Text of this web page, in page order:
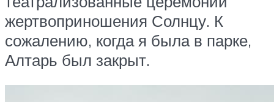
жертвоприношения Солнцу. К
сожалению, когда я была в парке,
Алтарь был закрыт.